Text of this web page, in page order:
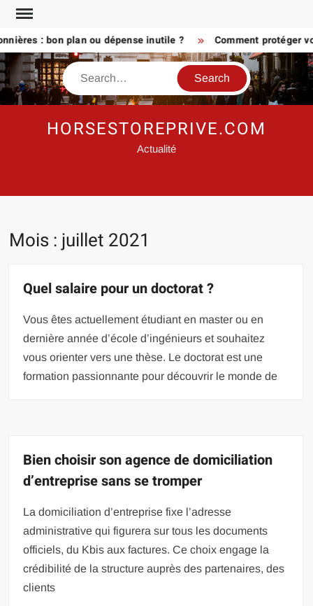
Skip
content: bon plan ou dépense inutile ? Comment protéger
Search
HORSESTOREPRIVE.COM
Actualité
Mois : juillet 2021
Quel salaire pour un doctorat ?
Vous êtes actuellement étudiant en master ou en
dernière année d’école d’ingénieurs et souhaitez
vous orienter vers une thèse. Le doctorat est une
formation passionnante pour découvrir le monde de
Bien choisir son agence de domiciliation
d’entreprise sans se tromper
La domiciliation d’entreprise fixe l’adresse
administrative qui figurera sur tous les documents
officiels, du Kbis aux factures. Ce choix engage la
crédibilité de la structure auprès des partenaires, des
clients